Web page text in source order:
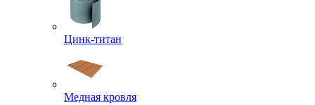
Цинк-титан
Медная кровля